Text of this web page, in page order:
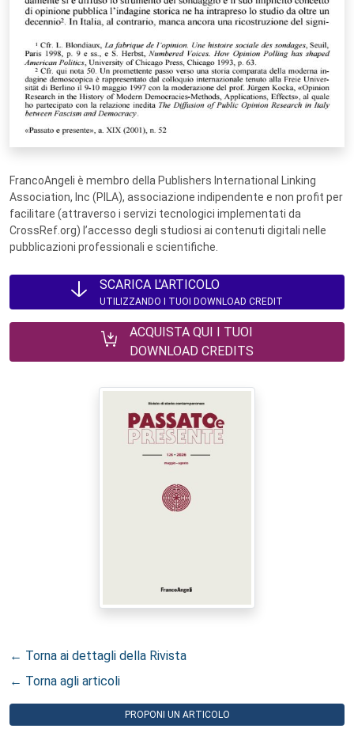
FrancoAngeli è membro della Publishers International Linking
Association, Inc (PILA), associazione indipendente e non profit per
facilitare (attraverso i servizi tecnologici implementati da
CrossRef.org) l’accesso degli studiosi ai contenuti digitali nelle
pubblicazioni professionali e scientifiche.
SCARICA L'ARTICOLO
UTILIZZANDO I TUOI DOWNLOAD CREDIT
ACQUISTA QUI I TUOI
DOWNLOAD CREDITS
← Torna ai dettagli della Rivista
← Torna agli articoli
PROPONI UN ARTICOLO